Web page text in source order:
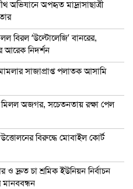
অভিযানে অপহৃত মাদ্রাসাছাত্রী
বিরল ‘উল্টোলেজি’ বানরের,
আরেক নিদর্শন
সাজাপ্রাপ্ত পলাতক আসামি
মিলল অজগর, সচেতনতায় রক্ষা পেল
বিরুদ্ধে মোবাইল কোর্ট
ও দ্রুত চা শ্রমিক ইউনিয়ন নির্বাচন
মানববন্ধন